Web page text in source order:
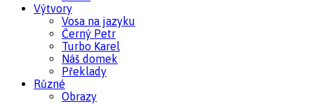
Výtvory
Vosa na jazyku
Černý Petr
Turbo Karel
Náš domek
Překlady
Různé
Obrazy